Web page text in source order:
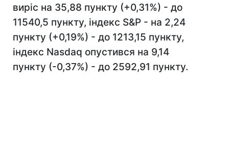
виріс на 35,88 пункту (+0,31%) - до
11540,5 пункту, індекс S&P - на 2,24
пункту (+0,19%) - до 1213,15 пункту,
індекс Nasdaq опустився на 9,14
пункту (-0,37%) - до 2592,91 пункту.